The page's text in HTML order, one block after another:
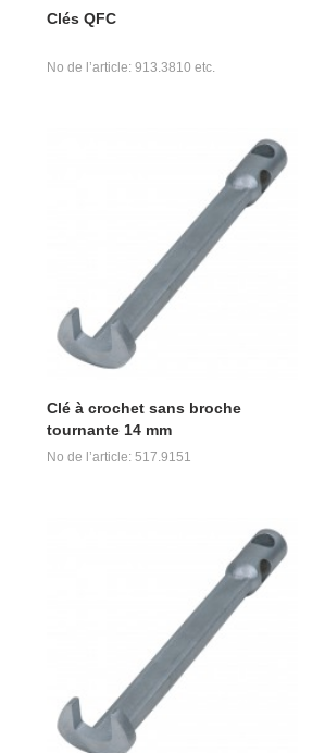
Clés QFC
No de l’article: 913.3810 etc.
Clé à crochet sans broche
tournante 14 mm
No de l’article: 517.9151